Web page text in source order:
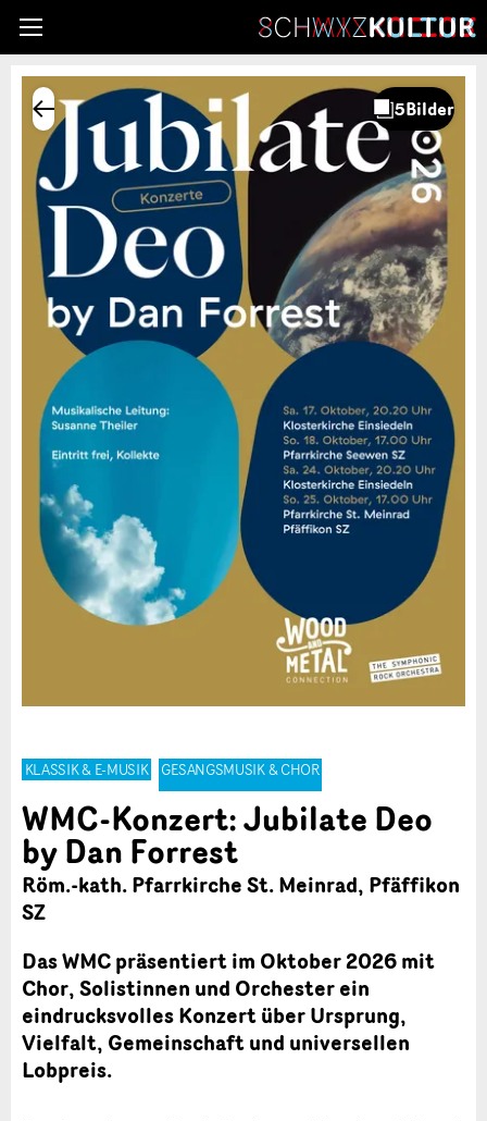
KLASSIK & E-MUSIK GESANGSMUSIK & CHOR
WMC-Konzert: Jubilate Deo
by Dan Forrest
Röm.-kath. Pfarrkirche St. Meinrad, Pfäffikon
SZ
Das WMC präsentiert im Oktober 2026 mit
Chor, Solistinnen und Orchester ein
eindrucksvolles Konzert über Ursprung,
Vielfalt, Gemeinschaft und universellen
Lobpreis.